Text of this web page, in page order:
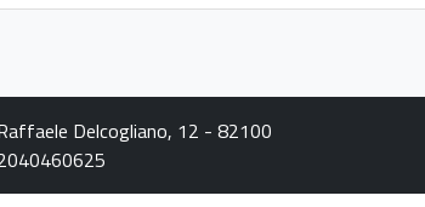
Delcogliano, 12 - 82100